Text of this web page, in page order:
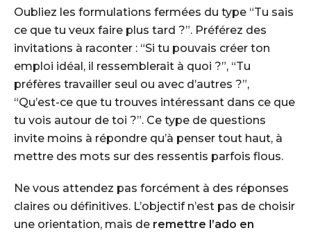
Oubliez les formulations fermées du type “Tu sais
ce que tu veux faire plus tard ?”. Préférez des
invitations à raconter : “Si tu pouvais créer ton
emploi idéal, il ressemblerait à quoi ?”, “Tu
préfères travailler seul ou avec d’autres ?”,
“Qu’est-ce que tu trouves intéressant dans ce que
tu vois autour de toi ?”. Ce type de questions
invite moins à répondre qu’à penser tout haut, à
mettre des mots sur des ressentis parfois flous.
Ne vous attendez pas forcément à des réponses
claires ou définitives. L’objectif n’est pas de choisir
une orientation, mais de remettre l’ado en